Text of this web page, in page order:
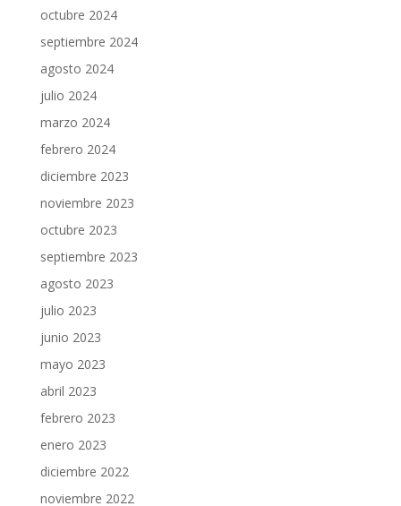
octubre 2024
septiembre 2024
agosto 2024
julio 2024
marzo 2024
febrero 2024
diciembre 2023
noviembre 2023
octubre 2023
septiembre 2023
agosto 2023
julio 2023
junio 2023
mayo 2023
abril 2023
febrero 2023
enero 2023
diciembre 2022
noviembre 2022